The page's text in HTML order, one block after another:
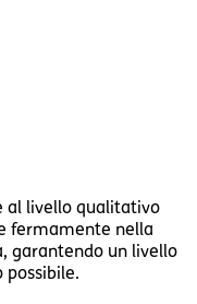
al livello qualitativo
fermamente nella
garantendo un livello
possibile.